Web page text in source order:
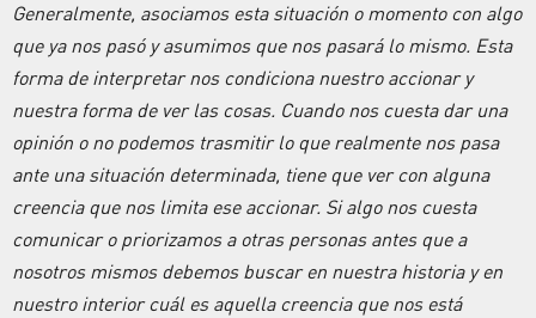
Generalmente, asociamos esta situación o momento con algo
que ya nos pasó y asumimos que nos pasará lo mismo. Esta
forma de interpretar nos condiciona nuestro accionar y
nuestra forma de ver las cosas. Cuando nos cuesta dar una
opinión o no podemos trasmitir lo que realmente nos pasa
ante una situación determinada, tiene que ver con alguna
creencia que nos limita ese accionar. Si algo nos cuesta
comunicar o priorizamos a otras personas antes que a
nosotros mismos debemos buscar en nuestra historia y en
nuestro interior cuál es aquella creencia que nos está